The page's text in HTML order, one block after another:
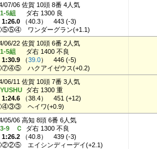
07/06 佐賀 10頭 8番 4人気
5組
ダ右 1300 良
1:26.0 （40.3）
443 (-3)
ワンダーグラン(+1.1)
06/22 佐賀 10頭 6番 2人気
5組
ダ右 1400 不良
1:30.9 （39.0）
446 (-5)
ハクアイゼウス(+0.2)
06/11 佐賀 10頭 7番 3人気
ダ右 1300 重
1:24.6 （38.4）
451 (+12)
ヘイワ(+0.9)
05/06 高知 8頭 6番 6人気
9 Ｃ
ダ右 1300 不良
1:26.2 （40.8）
439 (-3)
エイシンディーデイ(+2.1)